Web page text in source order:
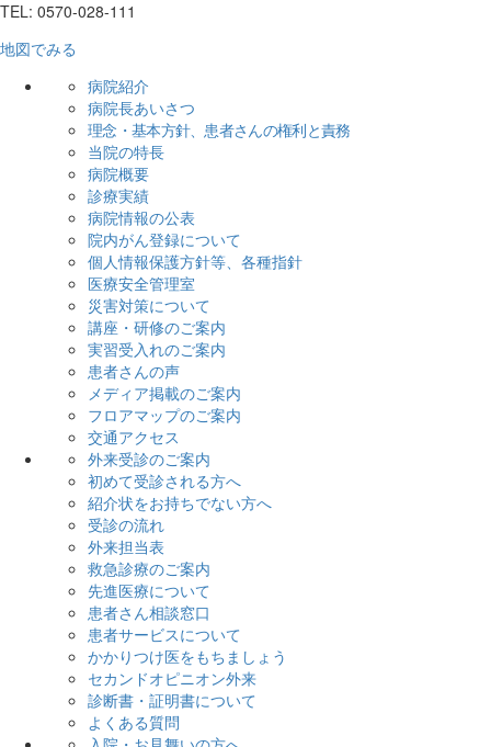
TEL: 0570-028-111
地図でみる
病院紹介
病院長あいさつ
理念・基本方針、患者さんの権利と責務
当院の特長
病院概要
診療実績
病院情報の公表
院内がん登録について
個人情報保護方針等、各種指針
医療安全管理室
災害対策について
講座・研修のご案内
実習受入れのご案内
患者さんの声
メディア掲載のご案内
フロアマップのご案内
交通アクセス
外来受診のご案内
初めて受診される方へ
紹介状をお持ちでない方へ
受診の流れ
外来担当表
救急診療のご案内
先進医療について
患者さん相談窓口
患者サービスについて
かかりつけ医をもちましょう
セカンドオピニオン外来
診断書・証明書について
よくある質問